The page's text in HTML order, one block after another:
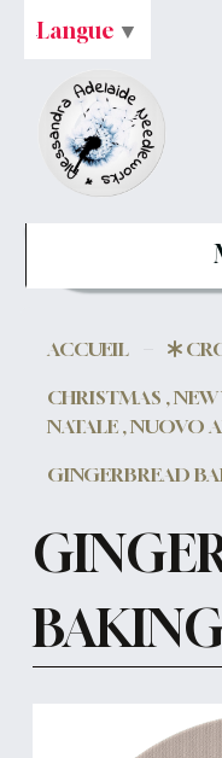
ACCUEIL
CHRISTMAS ,
NATALE , NUOVO
GINGERBREAD
Langue ▼